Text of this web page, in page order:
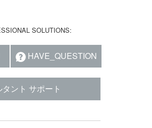
SOLUTIONS:
HAVE_QUESTION
ント サポート